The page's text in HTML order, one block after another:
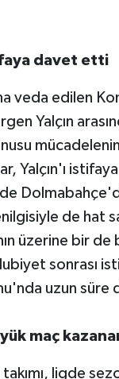
davet etti
veda edilen
Yalçın
Yalçın'ı
de hat
üzerine bir
sonrası
uzun süre
maç
takımı, ligde